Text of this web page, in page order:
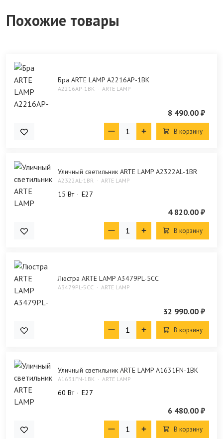
Похожие товары
Бра ARTE LAMP A2216AP-1BK
A2216AP-1BK ARTE LAMP
8 490.00 ₽
В корзину
Уличный светильник ARTE LAMP A2322AL-1BR
A2322AL-1BR ARTE LAMP
15 Bт E27
4 820.00 ₽
В корзину
Люстра ARTE LAMP A3479PL-5CC
A3479PL-5CC ARTE LAMP
32 990.00 ₽
В корзину
Уличный светильник ARTE LAMP A1631FN-1BK
A1631FN-1BK ARTE LAMP
60 Bт E27
6 480.00 ₽
В корзину